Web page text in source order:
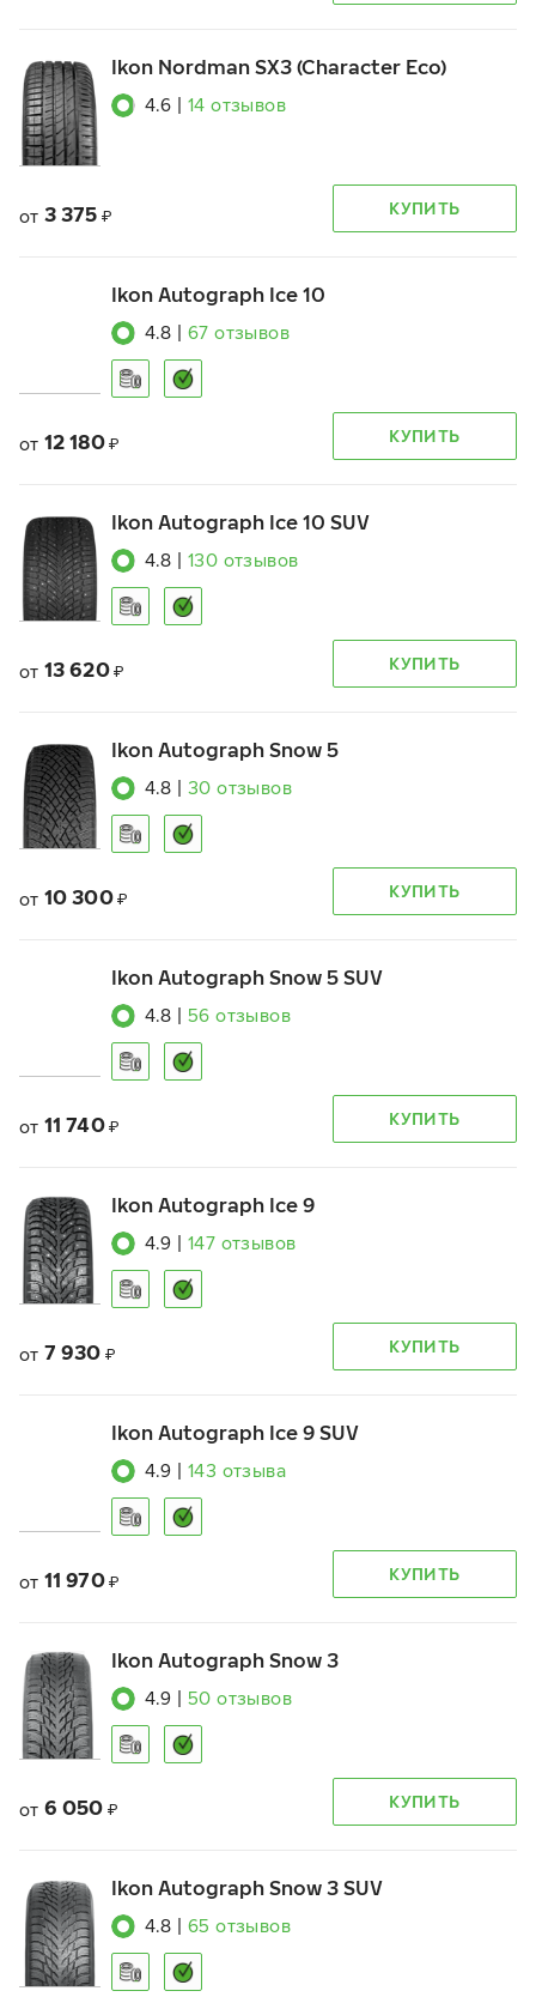
Ikon Nordman SX3 (Character Eco)
4.6 14 отзывов
от 3 375 ₽ КУПИТЬ
Ikon Autograph Ice 10
4.8 67 отзывов
от 12 180 ₽ КУПИТЬ
Ikon Autograph Ice 10 SUV
4.8 130 отзывов
от 13 620 ₽ КУПИТЬ
Ikon Autograph Snow 5
4.8 30 отзывов
от 10 300 ₽ КУПИТЬ
Ikon Autograph Snow 5 SUV
4.8 56 отзывов
от 11 740 ₽ КУПИТЬ
Ikon Autograph Ice 9
4.9 147 отзывов
от 7 930 ₽ КУПИТЬ
Ikon Autograph Ice 9 SUV
4.9 143 отзыва
от 11 970 ₽ КУПИТЬ
Ikon Autograph Snow 3
4.9 50 отзывов
от 6 050 ₽ КУПИТЬ
Ikon Autograph Snow 3 SUV
4.8 65 отзывов